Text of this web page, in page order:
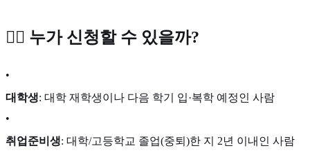
🙋‍♀️ 누가 신청할 수 있을까?
•
대학생: 대학 재학생이나 다음 학기 입·복학 예정인 사람
•
취업준비생: 대학/고등학교 졸업(중퇴)한 지 2년 이내인 사람